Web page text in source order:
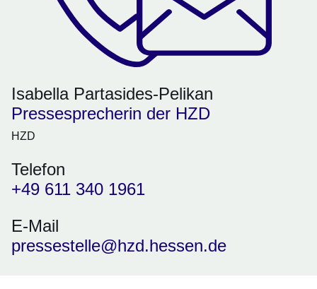
Isabella Partasides-Pelikan
Pressesprecherin der HZD
HZD
Telefon
+49 611 340 1961
E-Mail
pressestelle@hzd.hessen.de